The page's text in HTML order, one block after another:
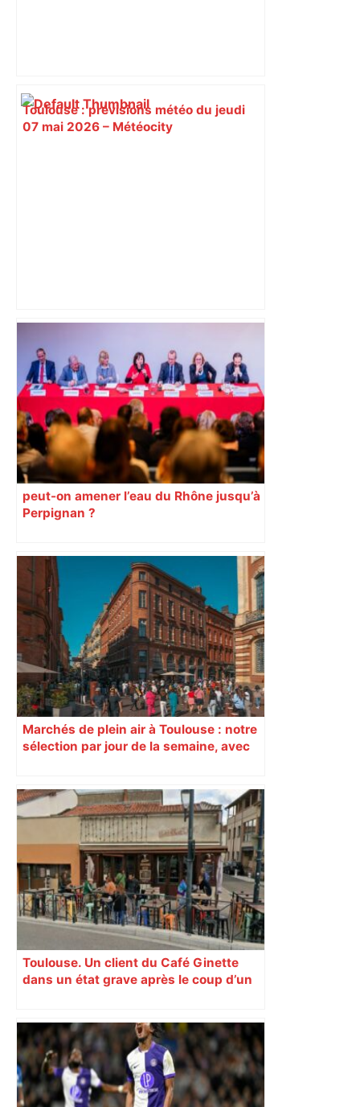
Toulouse : prévisions météo du jeudi
07 mai 2026 – Météocity
Toulouse : le viaduc de la ligne C du
métro achevé – Le Moniteur
peut-on amener l’eau du Rhône jusqu’à
Perpignan ?
Marchés de plein air à Toulouse : notre
sélection par jour de la semaine, avec
Toulouse. Un client du Café Ginette
dans un état grave après le coup d’un